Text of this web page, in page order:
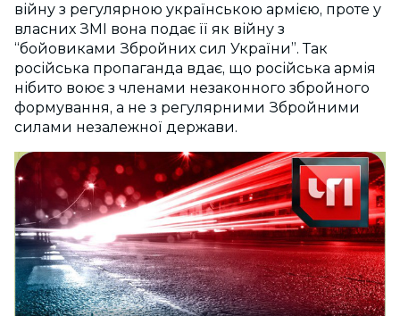
війну з регулярною українською армією, проте у
власних ЗМІ вона подає її як війну з
“бойовиками Збройних сил України”. Так
російська пропаганда вдає, що російська армія
нібито воює з членами незаконного збройного
формування, а не з регулярними Збройними
силами незалежної держави.